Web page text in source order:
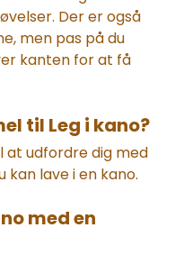
Der er også
men pas på du
kanten for at få
til Leg i kano?
at udfordre dig med
kan lave i en kano.
med en